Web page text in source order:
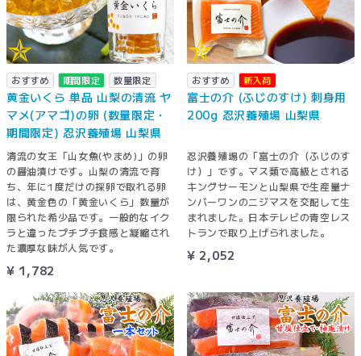
おすすめ 期間限定 数量限定
黄金いくら 単品 山梨の清流 ヤ
マメ(アマゴ)の卵 (数量限定・
期間限定) 忍沢養殖場 山梨県
清流の女王「山女魚(やまめ)」の卵
の醤油漬けです。山梨の清流で育
ち、年に1度だけの採卵で取れる卵
は、黄金色の「黄金いくら」数量が
限られた希少品です。一般的なイク
ラと違ったプチプチ食感と凝縮され
た濃厚な味が人気です。
¥ 1,782
おすすめ 新入荷
富士の介 (ふじのすけ) 刺身用
200g 忍沢養殖場 山梨県
忍沢養殖場の「富士の介（ふじのす
け）」です。マス類で高級とされる
キングサーモンと山梨県で生産量ナ
ンバーワンのニジマスを交配して生
まれました。日本テレビの青空レス
トランで取り上げられました。
¥ 2,052